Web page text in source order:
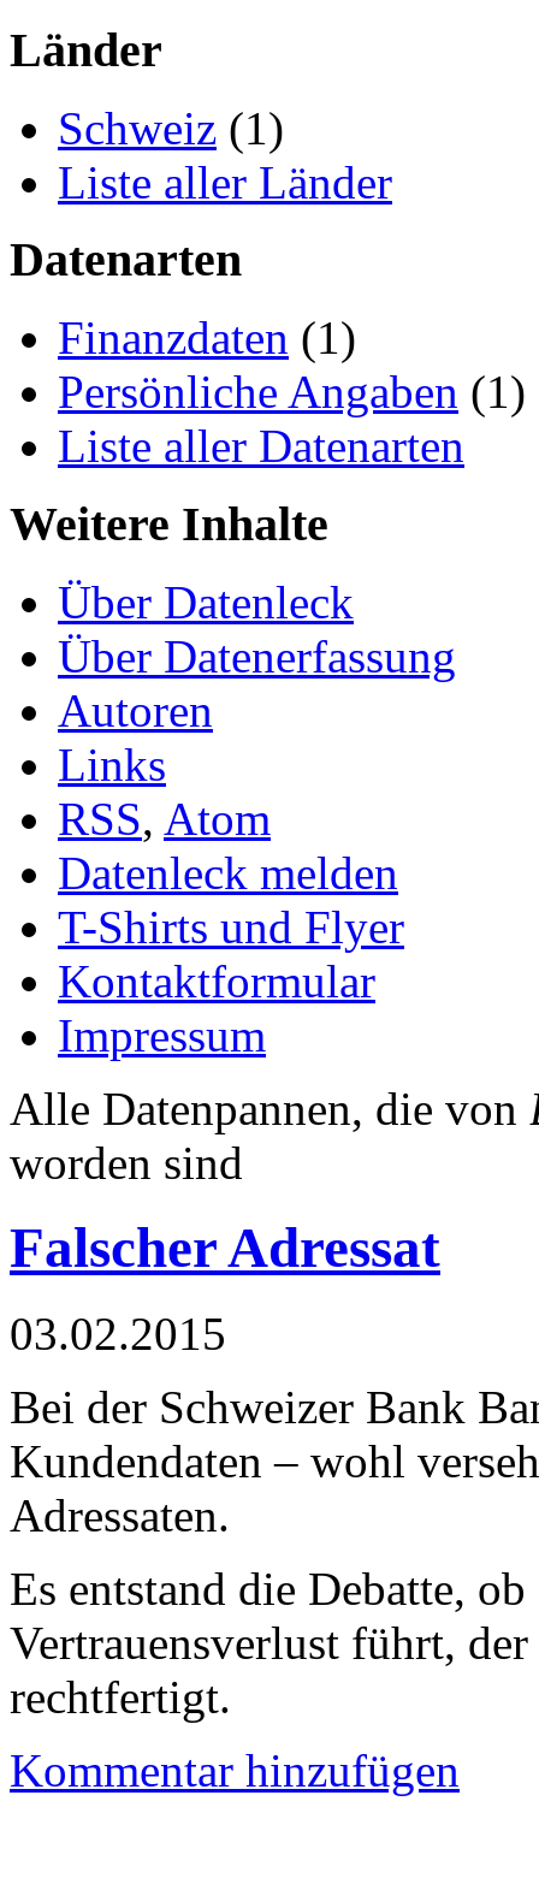
Länder
Schweiz (1)
Liste aller Länder
Datenarten
Finanzdaten (1)
Persönliche Angaben (1)
Liste aller Datenarten
Weitere Inhalte
Über Datenleck
Über Datenerfassung
Autoren
Links
RSS, Atom
Datenleck melden
T-Shirts und Flyer
Kontaktformular
Impressum
Alle Datenpannen, die von
worden sind
Falscher Adressat
03.02.2015
Bei der Schweizer Bank
Kundendaten – wohl
Adressaten.
Es entstand die Debatte,
Vertrauensverlust führt,
rechtfertigt.
Kommentar hinzufügen